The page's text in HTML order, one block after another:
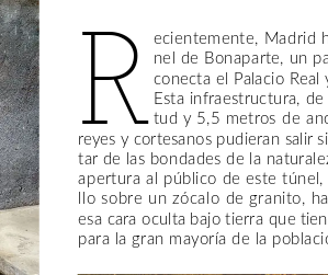
Recientemente, Madrid
nel de Bonaparte, un
conecta el Palacio Real
Esta infraestructura, de
tud y 5,5 metros de
reyes y cortesanos pudieran salir
tar de las bondades de la
apertura al público de este túnel,
llo sobre un zócalo de granito, ha
esa cara oculta bajotierra que
para la gran mayoría de la